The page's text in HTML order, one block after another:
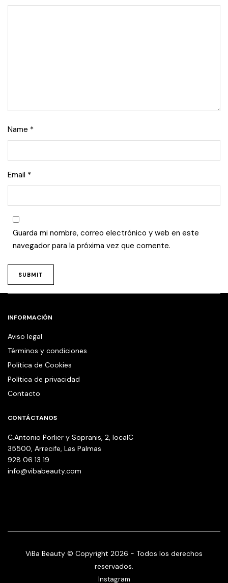
Name *
Email *
Guarda mi nombre, correo electrónico y web en este
navegador para la próxima vez que comente.
INFORMACIÓN
Aviso legal
Términos y condiciones
Política de Cookies
Política de privacidad
Contacto
CONTÁCTANOS
C.Antonio Porlier y Sopranis, 2, localC
35500, Arrecife, Las Palmas
928 06 13 19
info@vibabeauty.com
ViBa Beauty © Copyright 2026 - Todos los derechos
reservados.
Instagram